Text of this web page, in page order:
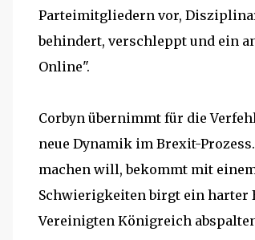
Parteimitgliedern vor,
behindert, verschleppt und ein
Online".
Corbyn übernimmt für die
neue Dynamik im Brexit-
machen will, bekommt mit
Schwierigkeiten birgt ein harter
Vereinigten Königreich